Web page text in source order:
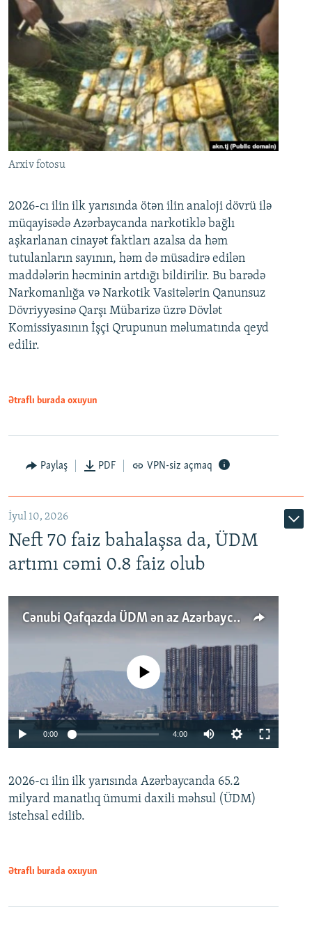
Arxiv fotosu
2026-cı ilin ilk yarısında ötən ilin analoji dövrü ilə
müqayisədə Azərbaycanda narkotiklə bağlı
aşkarlanan cinayət faktları azalsa da həm
tutulanların sayının, həm də müsadirə edilən
maddələrin həcminin artdığı bildirilir. Bu barədə
Narkomanlığa və Narkotik Vasitələrin Qanunsuz
Dövriyyəsinə Qarşı Mübarizə üzrə Dövlət
Komissiyasının İşçi Qrupunun məlumatında qeyd
edilir.
Ətraflı burada oxuyun
Paylaş PDF VPN-siz açmaq
İyul 10, 2026
Neft 70 faiz bahalaşsa da, ÜDM
artımı cəmi 0.8 faiz olub
Cənubi Qafqazda ÜDM ən az Azərbaycanda artır: Qonşuları niyə Bakını qabaqlaya bilir?
Auto 240p 360p 480p
No media source currently available
0:00 4:00
360p
480p
2026-cı ilin ilk yarısında Azərbaycanda 65.2
milyard manatlıq ümumi daxili məhsul (ÜDM)
istehsal edilib.
Ətraflı burada oxuyun